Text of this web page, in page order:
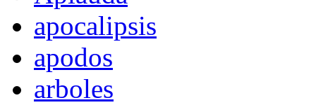
apocalipsis
apodos
arboles